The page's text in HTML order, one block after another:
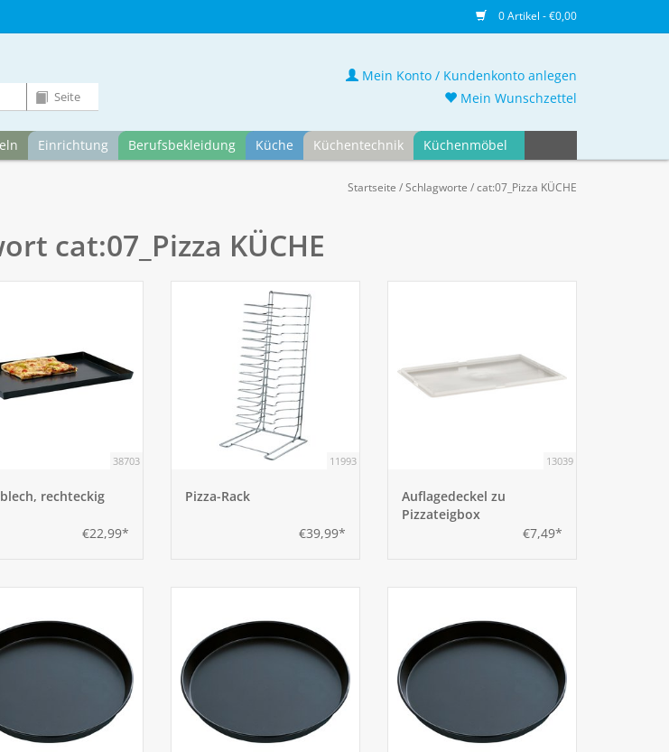
0 Artikel - €0,00
Einrichtung Berufsbekleidung Küche Küchentechnik Küchenmöbel
Mein Konto / Kundenkonto anlegen
Mein Wunschzettel
Startseite /Schlagworte /cat:07_Pizza KÜCHE
cat:07_Pizza KÜCHE
38703
rechteckig
€22,99*
11993
Pizza-Rack
€39,99*
13039
Auflagedeckel zu
Pizzateigbox
€7,49*